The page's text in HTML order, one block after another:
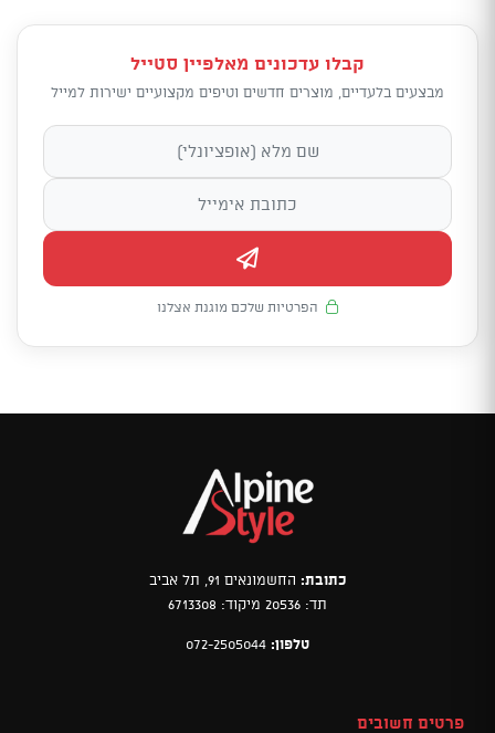
קבלו עדכונים מאלפיין סטייל
מבצעים בלעדיים, מוצרים חדשים וטיפים מקצועיים ישירות למייל
הפרטיות שלכם מוגנת אצלנו
כתובת: החשמונאים 91, תל אביב
תד: 20536 מיקוד: 6713308
טלפון: 072-2505044
פרטים חשובים